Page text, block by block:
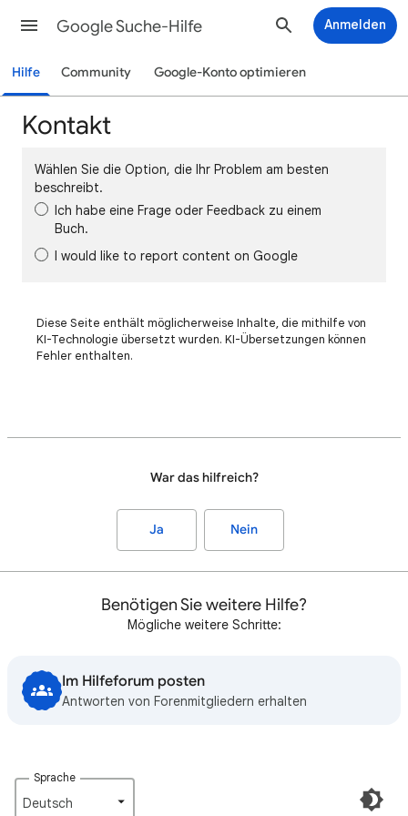
Google Suche-Hilfe Anmelden
Hilfe Community Google-Konto optimieren
Kontakt
Wählen Sie die Option, die Ihr Problem am besten
beschreibt.
Ich habe eine Frage oder Feedback zu einem
Buch.
I would like to report content on Google
Diese Seite enthält möglicherweise Inhalte, die mithilfe von
KI-Technologie übersetzt wurden. KI-Übersetzungen können
Fehler enthalten.
War das hilfreich?
Ja Nein
Benötigen Sie weitere Hilfe?
Mögliche weitere Schritte:
Im Hilfeforum posten
Antworten von Forenmitgliedern erhalten
Sprache
Deutsch‎